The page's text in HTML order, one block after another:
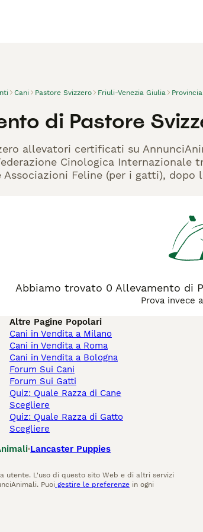
Cani Pastore Svizzero Friuli-Venezia Giulia
di Pastore
allevatori certificati su
Cinologica
Associazioni Feline (per i gatti),
Abbiamo trovato 0 Allevamento di
Prova invece
Altre Pagine Popolari
Cani in Vendita a Milano
Cani in Vendita a Roma
Cani in Vendita a Bologna
Forum Sui Cani
Forum Sui Gatti
Quiz: Quale Razza di Cane
Scegliere
Quiz: Quale Razza di Gatto
Scegliere
Lancaster Puppies
utente. L'uso di questo sito Web e di altri servizi
Puoi gestire le preferenze in ogni